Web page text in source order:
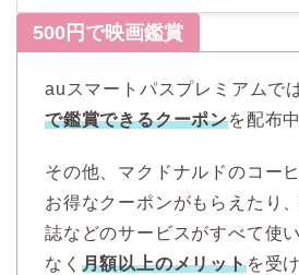
500円で映画鑑賞
auスマートパスプレミアムでは
で鑑賞できるクーポンを配布中
その他、マクドナルドのコー
お得なクーポンがもらえたり
誌などのサービスがすべて使
なく 月額以上のメリットを受